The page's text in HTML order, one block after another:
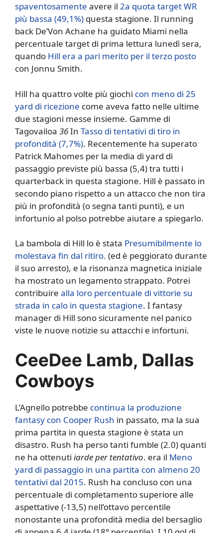
spaventosamente avere il 2a quota target WR
più bassa (49,1%) questa stagione. Il running
back De’Von Achane ha guidato Miami nella
percentuale target di prima lettura lunedì sera,
quando Hill era a pari merito per il terzo posto
con Jonnu Smith.
Hill ha quattro volte più giochi con meno di 25
yard di ricezione come aveva fatto nelle ultime
due stagioni messe insieme. Gamme di
Tagovailoa 36In Tasso di tentativi di tiro in
profondità (7,7%). Recentemente ha superato
Patrick Mahomes per la media di yard di
passaggio previste più bassa (5,4) tra tutti i
quarterback in questa stagione. Hill è passato in
secondo piano rispetto a un attacco che non tira
più in profondità (o segna tanti punti), e un
infortunio al polso potrebbe aiutare a spiegarlo.
La bambola di Hill lo è stata Presumibilmente lo
molestava fin dal ritiro. (ed è peggiorato durante
il suo arresto), e la risonanza magnetica iniziale
ha mostrato un legamento strappato. Potrei
contribuire alla loro percentuale di vittorie su
strada in calo in questa stagione. I fantasy
manager di Hill sono sicuramente nel panico
viste le nuove notizie su attacchi e infortuni.
CeeDee Lamb, Dallas
Cowboys
L’Agnello potrebbe continua la produzione
fantasy con Cooper Rush in passato, ma la sua
prima partita in questa stagione è stata un
disastro. Rush ha perso tanti fumble (2.0) quanti
ne ha ottenuti iarde per tentativo. era il Meno
yard di passaggio in una partita con almeno 20
tentativi dal 2015. Rush ha concluso con una
percentuale di completamento superiore alle
aspettative (-13,5) nell’ottavo percentile
nonostante una profondità media del bersaglio